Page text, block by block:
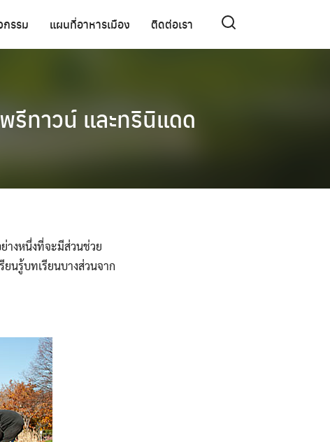
กรรม แผนที่อาหารเมือง ติดต่อเรา
รีทาวน์ และทรินิแดด
างหนึ่งที่จะมีส่วนช่วย
ยนรู้บทเรียนบางส่วนจาก